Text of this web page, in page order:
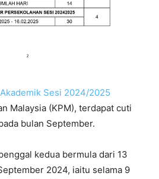
Sesi 2024/2025
Malaysia (KPM), terdapat cuti
bulan September.
kedua bermula dari 13
2024, iaitu selama 9